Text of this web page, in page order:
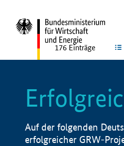
176 Einträge
Auf der folgenden
erfolgreicher GRW-